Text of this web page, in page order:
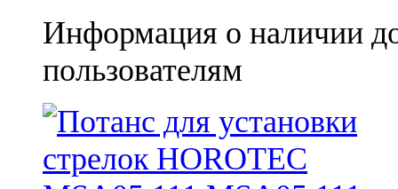
Информация о наличии
пользователям